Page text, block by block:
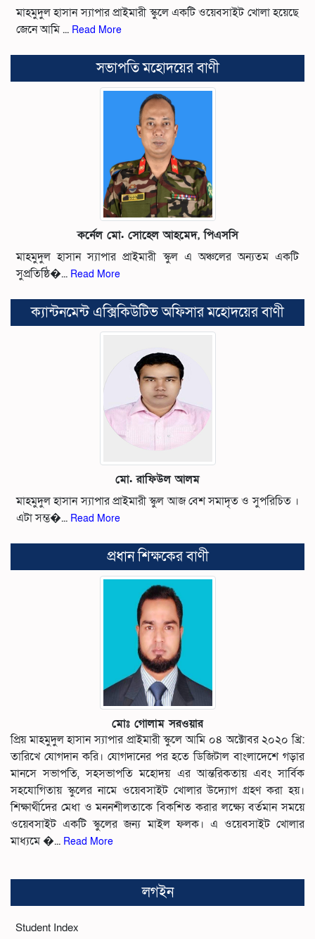
মাহমুদুল হাসান স্যাপার প্রাইমারী স্কুলে একটি ওয়েবসাইট খোলা হয়েছে
জেনে আমি ... Read More
সভাপতি মহোদয়ের বাণী
কর্নেল মো. সোহেল আহমেদ, পিএসসি
মাহমুদুল হাসান স্যাপার প্রাইমারী স্কুল এ অঞ্চলের অন্যতম একটি
সুপ্রতিষ্ঠি�... Read More
ক্যান্টনমেন্ট এক্সিকিউটিভ অফিসার মহোদয়ের বাণী
মো. রাফিউল আলম
মাহমুদুল হাসান স্যাপার প্রাইমারী স্কুল আজ বেশ সমাদৃত ও সুপরিচিত ।
এটা সম্ভ�... Read More
প্রধান শিক্ষকের বাণী
মোঃ গোলাম সরওয়ার
প্রিয় মাহমুদুল হাসান স্যাপার প্রাইমারী স্কুলে আমি ০৪ অক্টোবর ২০২০ খ্রি:
তারিখে যোগদান করি। যোগদানের পর হতে ডিজিটাল বাংলাদেশে গড়ার
মানসে সভাপতি, সহসভাপতি মহোদয় এর আন্তরিকতায় এবং সার্বিক
সহযোগিতায় স্কুলের নামে ওয়েবসাইট খোলার উদ্যোগ গ্রহণ করা হয়।
শিক্ষার্থীদের মেধা ও মননশীলতাকে বিকশিত করার লক্ষ্যে বর্তমান সময়ে
ওয়েবসাইট একটি স্কুলের জন্য মাইল ফলক। এ ওয়েবসাইট খোলার
মাধ্যমে �... Read More
লগইন
Student Index